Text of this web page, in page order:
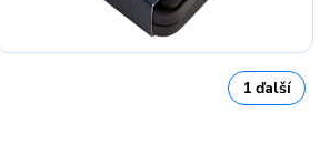
1 ďalší